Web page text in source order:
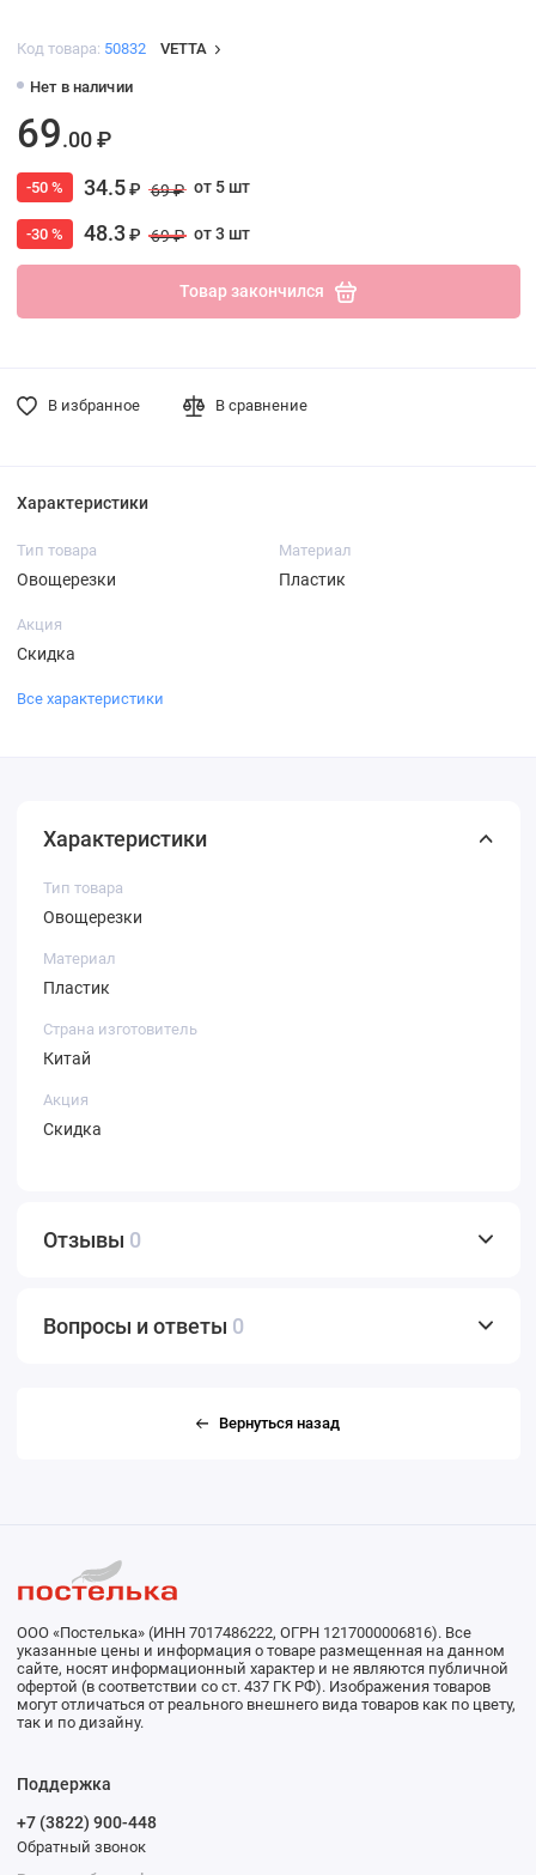
Код товара: 50832 VETTA
Нет в наличии
69.00 ₽
-50 % 34.5₽ 69 ₽ от 5 шт
-30 % 48.3₽ 69 ₽ от 3 шт
Товар закончился
В избранное В сравнение
Характеристики
Тип товара
Овощерезки
Материал
Пластик
Акция
Скидка
Все характеристики
Характеристики
Тип товара
Овощерезки
Материал
Пластик
Страна изготовитель
Китай
Акция
Скидка
Отзывы 0
Вопросы и ответы 0
Вернуться назад
ООО «Постелька» (ИНН 7017486222, ОГРН 1217000006816). Все
указанные цены и информация о товаре размещенная на данном
сайте, носят информационный характер и не являются публичной
офертой (в соответствии со ст. 437 ГК РФ). Изображения товаров
могут отличаться от реального внешнего вида товаров как по цвету,
так и по дизайну.
Поддержка
+7 (3822) 900-448
Обратный звонок